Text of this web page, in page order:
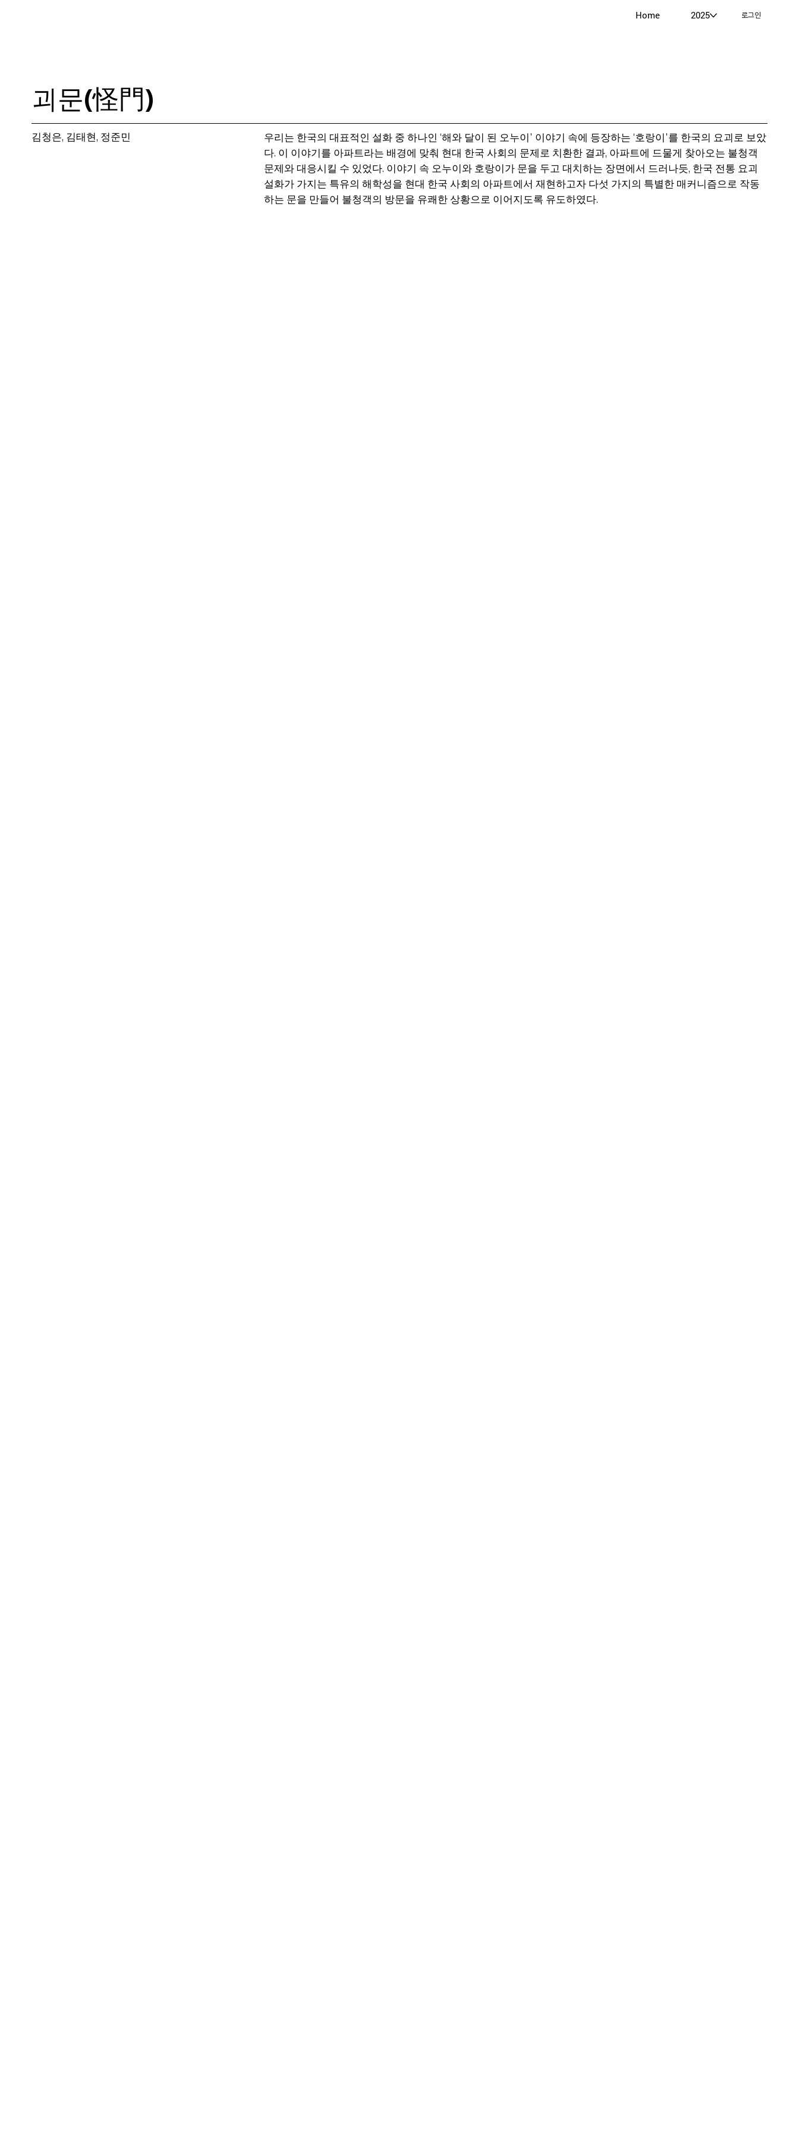
Home 2025 로그인
괴문(怪門)
김청은, 김태현, 정준민
우리는 한국의 대표적인 설화 중 하나인 ‘해와 달이 된 오누이' 이야기 속에 등장하는 ‘호랑이'를 한국의 요괴로 보았
다. 이 이야기를 아파트라는 배경에 맞춰 현대 한국 사회의 문제로 치환한 결과, 아파트에 드물게 찾아오는 불청객
문제와 대응시킬 수 있었다. 이야기 속 오누이와 호랑이가 문을 두고 대치하는 장면에서 드러나듯, 한국 전통 요괴
설화가 가지는 특유의 해학성을 현대 한국 사회의 아파트에서 재현하고자 다섯 가지의 특별한 매커니즘으로 작동
하는 문을 만들어 불청객의 방문을 유쾌한 상황으로 이어지도록 유도하였다.